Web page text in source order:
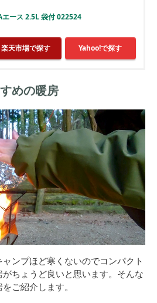
ース 2.5L 袋付 022524
楽天市場で探す Yahoo!で探す
めの暖房
ンプほど寒くないのでコンパクト
ちょうど良いと思います。そんな
ご紹介します。